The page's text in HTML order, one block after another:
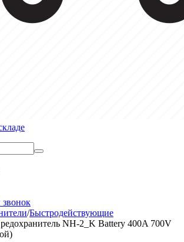
звонок
/Быстродействующие
NH-2_K Battery 400A 700V